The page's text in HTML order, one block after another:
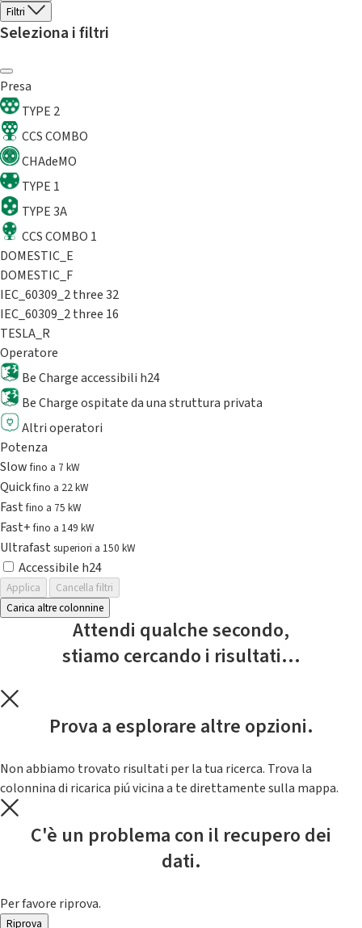
Filtri
Seleziona i filtri
Presa
TYPE 2
CCS COMBO
CHAdeMO
TYPE 1
TYPE 3A
CCS COMBO 1
DOMESTIC_E
DOMESTIC_F
IEC_60309_2 three 32
IEC_60309_2 three 16
TESLA_R
Operatore
Be Charge accessibili h24
Be Charge ospitate da una struttura privata
Altri operatori
Potenza
Slowfino a 7 kW
Quickfino a 22 kW
Fastfino a 75 kW
Fast+fino a 149 kW
Ultrafast superiori a 150 kW
Accessibile h24
Applica
Cancella filtri
Carica altre colonnine
Attendi qualche secondo,
stiamo cercando i risultati...
Prova a esplorare altre opzioni.
Non abbiamo trovato risultati per la tua ricerca. Trova la
colonnina di ricarica piú vicina a te direttamente sulla mappa.
C'è un problema con il recupero dei
dati.
Per favore riprova.
Riprova